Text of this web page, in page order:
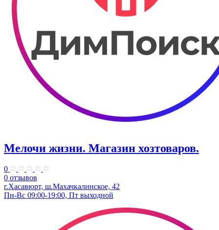
Мелочи жизни. Магазин хозтоваров.
0
0 отзывов
г.Хасавюрт, ш.Махачкалинское, 42
Пн-Вс 09:00-19:00, Пт выходной